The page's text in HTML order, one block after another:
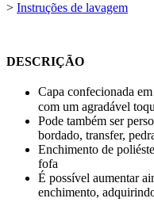
> Instruções de lavagem
DESCRIÇÃO
Capa confecionada
com um agradável
Pode também ser
bordado, transfer,
Enchimento de
fofa
É possível aumentar
enchimento,